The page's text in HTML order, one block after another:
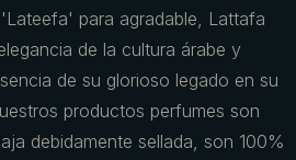
para agradable, Lattafa
de la cultura árabe y
de su glorioso legado en su
productos perfumes son
debidamente sellada, son 100%